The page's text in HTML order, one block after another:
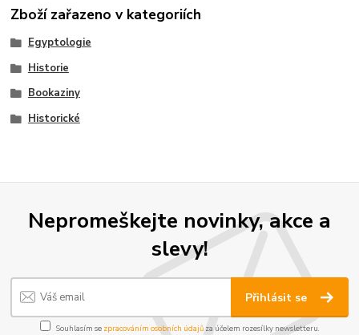
Zboží zařazeno v kategoriích
Egyptologie
Historie
Bookaziny
Historické
Nepromeškejte novinky, akce a
slevy!
Přihlásit se
Souhlasím se zpracováním osobních údajůza účelem rozesílky newsletteru.